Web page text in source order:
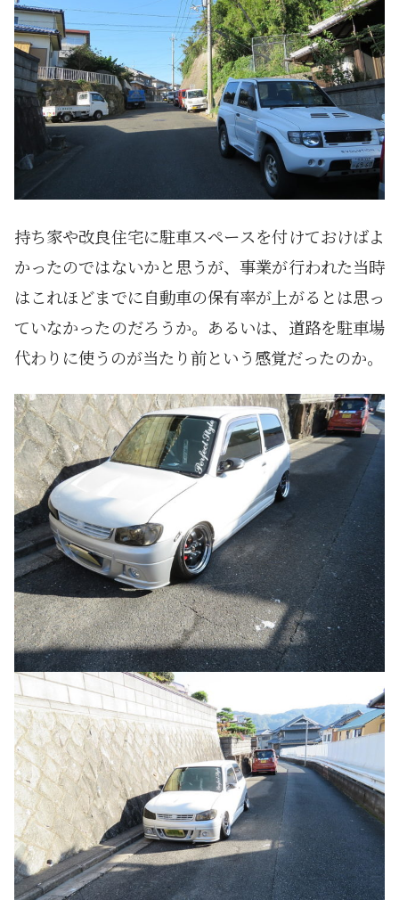
持ち家や改良住宅に駐車スペースを付けておけばよ
かったのではないかと思うが、事業が行われた当時
はこれほどまでに自動車の保有率が上がるとは思っ
ていなかったのだろうか。あるいは、道路を駐車場
代わりに使うのが当たり前という感覚だったのか。